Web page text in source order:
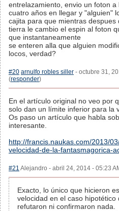
entrelazamiento, envio un foton
cuatro años en llegar y "alguien"
cajita para que mientras
tierra le cambio el espin al foton
que instantaneamente
se enteren alla que alguien
locos, verdad?
#20 arnulfo robles siller - octubre 31,
(responder)
En el artículo original no veo por
solo dan un límite inferior para la
Os paso un artículo que habla
interesante.
http://francis.naukas.com/2013/
velocidad-de-la-fantasmagorica-
#21 Alejandro - abril 24, 2014 - 05:23
Exacto, lo único que hicieron
velocidad en el caso
refutaron ni confirmaron nada.